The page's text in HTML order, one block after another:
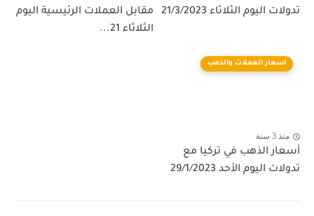
تدولات اليوم الثلاثاء 21/3/2023
مقابل العملات الرئيسية اليوم
الثلاثاء 21...
اسعار العملات والذهب
منذ 3 سنة
أسعار الذهب في تركيا مع
تدولات اليوم الأحد 29/1/2023